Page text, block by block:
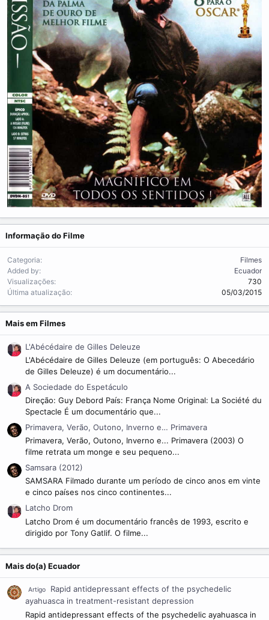
Informação do Filme
Categoria
Filmes
Added by
Ecuador
Visualizações
730
Última atualização
05/03/2015
Mais em Filmes
L'Abécédaire de Gilles Deleuze
L'Abécédaire de Gilles Deleuze (em português: O Abecedário
de Gilles Deleuze) é um documentário...
A Sociedade do Espetáculo
Direção: Guy Debord País: França Nome Original: La Société du
Spectacle É um documentário que...
Primavera, Verão, Outono, Inverno e… Primavera
Primavera, Verão, Outono, Inverno e... Primavera (2003) O
filme retrata um monge e seu pequeno...
Samsara (2012)
SAMSARA Filmado durante um período de cinco anos em vinte
e cinco países nos cinco continentes...
Latcho Drom
Latcho Drom é um documentário francês de 1993, escrito e
dirigido por Tony Gatlif. O filme...
Mais do(a) Ecuador
Artigo
Rapid antidepressant effects of the psychedelic
ayahuasca in treatment-resistant depression
Rapid antidepressant effects of the psychedelic ayahuasca in